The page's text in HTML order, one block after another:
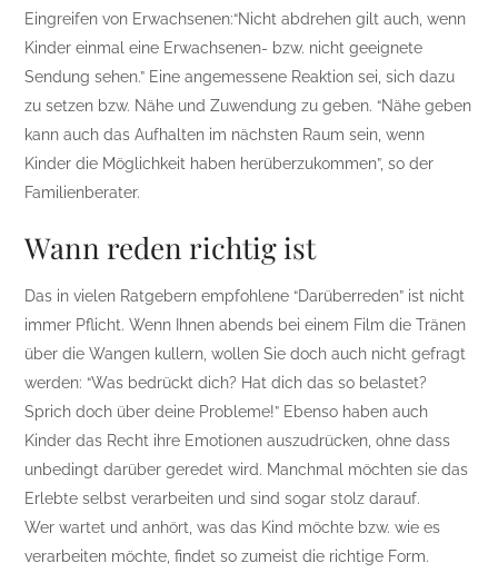
Eingreifen von Erwachsenen:“Nicht abdrehen gilt auch, wenn
Kinder einmal eine Erwachsenen- bzw. nicht geeignete
Sendung sehen.” Eine angemessene Reaktion sei, sich dazu
zu setzen bzw. Nähe und Zuwendung zu geben. “Nähe geben
kann auch das Aufhalten im nächsten Raum sein, wenn
Kinder die Möglichkeit haben herüberzukommen”, so der
Familienberater.
Wann reden richtig ist
Das in vielen Ratgebern empfohlene “Darüberreden” ist nicht
immer Pflicht. Wenn Ihnen abends bei einem Film die Tränen
über die Wangen kullern, wollen Sie doch auch nicht gefragt
werden: “Was bedrückt dich? Hat dich das so belastet?
Sprich doch über deine Probleme!” Ebenso haben auch
Kinder das Recht ihre Emotionen auszudrücken, ohne dass
unbedingt darüber geredet wird. Manchmal möchten sie das
Erlebte selbst verarbeiten und sind sogar stolz darauf.
Wer wartet und anhört, was das Kind möchte bzw. wie es
verarbeiten möchte, findet so zumeist die richtige Form.